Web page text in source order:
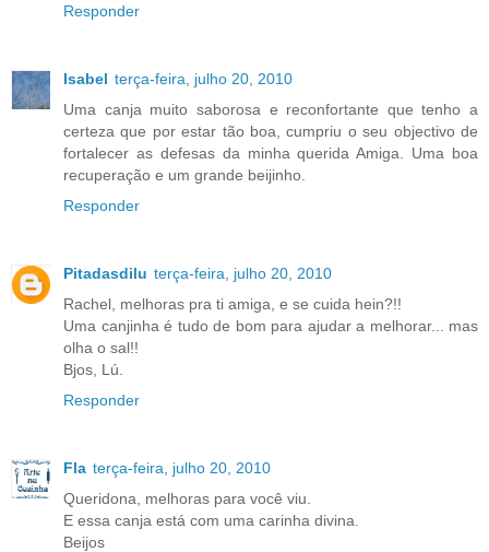
Responder
Isabel terça-feira, julho 20, 2010
Uma canja muito saborosa e reconfortante que tenho a
certeza que por estar tão boa, cumpriu o seu objectivo de
fortalecer as defesas da minha querida Amiga. Uma boa
recuperação e um grande beijinho.
Responder
Pitadasdilu terça-feira, julho 20, 2010
Rachel, melhoras pra ti amiga, e se cuida hein?!!
Uma canjinha é tudo de bom para ajudar a melhorar... mas
olha o sal!!
Bjos, Lú.
Responder
Fla terça-feira, julho 20, 2010
Queridona, melhoras para você viu.
E essa canja está com uma carinha divina.
Beijos